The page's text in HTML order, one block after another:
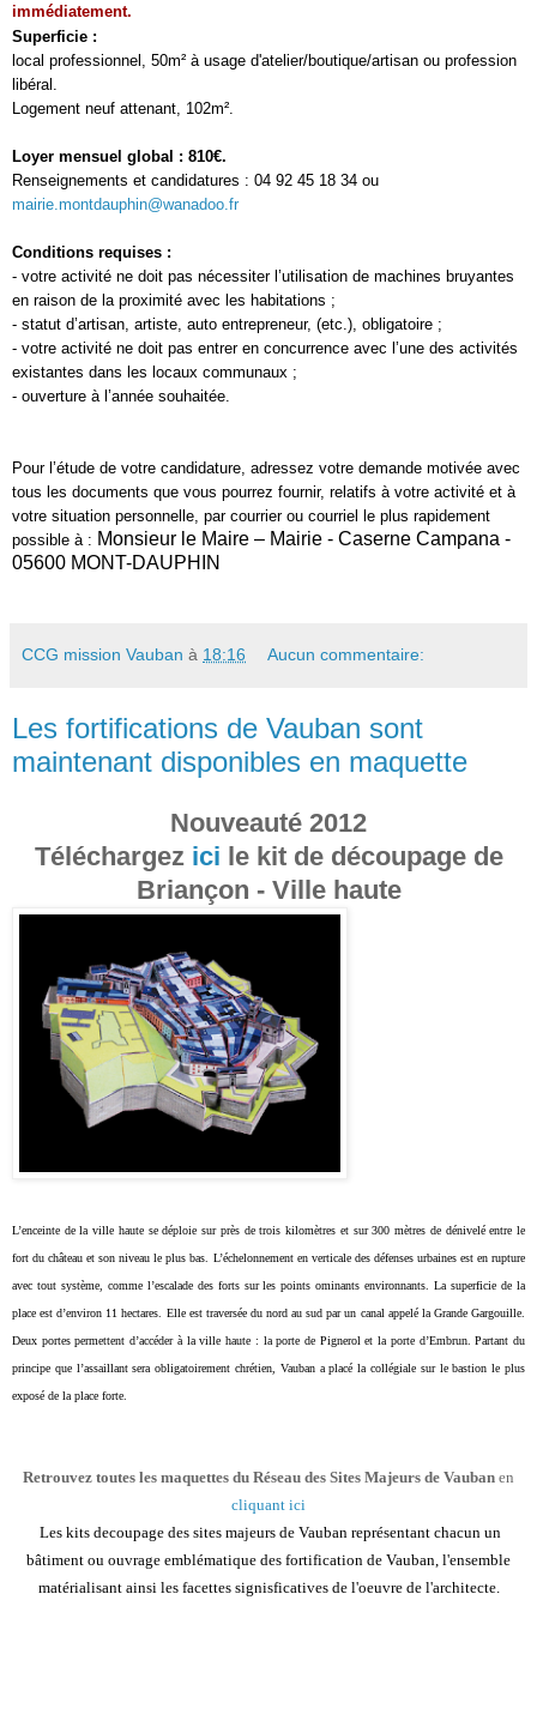
immédiatement.
Superficie :
local professionnel, 50m² à usage d'atelier/boutique/artisan ou profession
libéral.
Logement neuf attenant, 102m².
Loyer mensuel global : 810€.
Renseignements et candidatures : 04 92 45 18 34 ou
mairie.montdauphin@wanadoo.fr
Conditions requises :
- votre activité ne doit pas nécessiter l’utilisation de machines bruyantes
en raison de la proximité avec les habitations ;
- statut d’artisan, artiste, auto entrepreneur, (etc.), obligatoire ;
- votre activité ne doit pas entrer en concurrence avec l’une des activités
existantes dans les locaux communaux ;
- ouverture à l’année souhaitée.
Pour l’étude de votre candidature, adressez votre demande motivée avec
tous les documents que vous pourrez fournir, relatifs à votre activité et à
votre situation personnelle, par courrier ou courriel le plus rapidement
possible à : Monsieur le Maire – Mairie - Caserne Campana -
05600 MONT-DAUPHIN
CCG mission Vauban à 18:16 Aucun commentaire:
Les fortifications de Vauban sont
maintenant disponibles en maquette
Nouveauté 2012
Téléchargez ici le kit de découpage de
Briançon - Ville haute
L’enceinte de la ville haute se déploiesur près de trois kilomètres et sur 300mètres de dénivelé entre le
fort du châteauet son niveau le plus bas. L’échelonnement en verticale des défenses urbaines est en rupture
avec tout système, comme l’escalade des forts sur les pointsominants environnants.La superficie de la
place est d’environ 11 hectares. Elle est traversée du nord au sud par un canal appelé laGrande Gargouille.
Deux portes permettent d’accéder à la ville haute : la porte de Pignerol et la porte d’Embrun. Partant du
principe que l’assaillant sera obligatoirement chrétien, Vauban a placé la collégiale sur lebastion le plus
exposé de la place forte.
Retrouvez toutes les maquettes du Réseau des Sites Majeurs de Vauban en
cliquant ici
Les kits decoupage des sites majeurs de Vauban représentant chacun un
bâtiment ou ouvrage emblématique des fortification de Vauban, l'ensemble
matérialisant ainsi les facettes signisficatives de l'oeuvre de l'architecte.